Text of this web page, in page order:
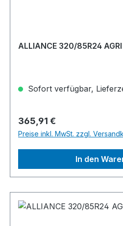
ALLIANCE 320/85R24 AGRI
Sofort verfügbar,
Regulärer Preis:
365,91 €
Preise inkl. MwSt. zzgl.
In den